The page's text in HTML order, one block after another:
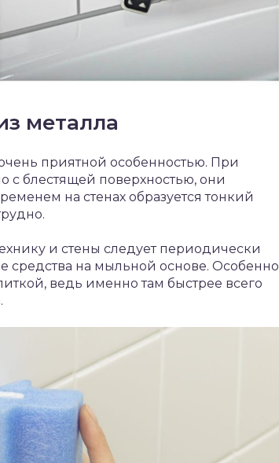
металла
приятной особенностью. При
с блестящей поверхностью, они
на стенах образуется тонкий
и стены следует периодически
средства на мыльной основе. Особенно
ведь именно там быстрее всего